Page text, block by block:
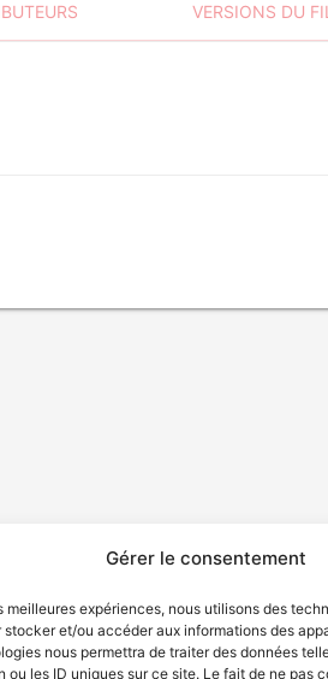
Gérer le consentement
meilleures expériences, nous utilisons des
stocker et/ou accéder aux informations des
nous permettra de traiter des données
ou les ID uniques sur ce site. Le fait de ne pas
VERSIONS DU
de services Politique de